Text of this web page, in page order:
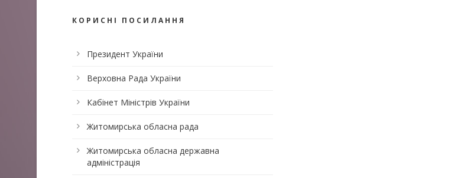
КОРИСНІ ПОСИЛАННЯ
Президент України
Верховна Рада України
Кабінет Міністрів України
Житомирська обласна рада
Житомирська обласна державна
адміністрація